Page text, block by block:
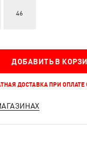
46
ДОБАВИТЬ В
ДОСТАВКА ПРИ